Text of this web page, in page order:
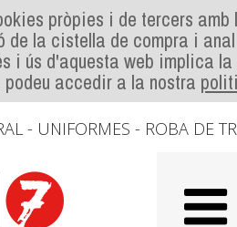
pròpies i de tercers
de la cistella de compra i
i ús d'aquesta web implica
accedir a la nostra
- UNIFORMES - ROBA DE